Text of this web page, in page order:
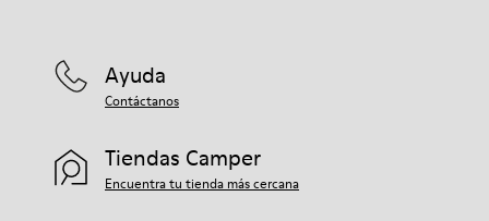
Ayuda
Contáctanos
Tiendas Camper
Encuentra tu tienda más cercana